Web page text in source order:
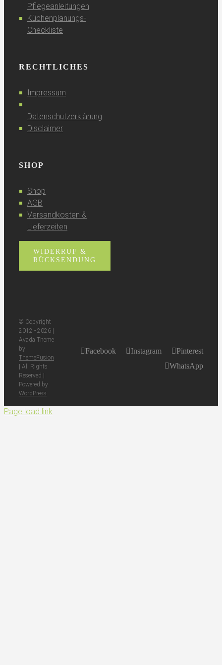
Pflegeanleitungen
Küchenplanungs-
Checkliste
RECHTLICHES
Impressum
Datenschutzerklärung
Disclaimer
SHOP
Shop
AGB
Versandkosten &
Lieferzeiten
WIDERRUF &
RÜCKSENDUNG
© Copyright
2012 - 2026 |
Avada Theme
by
ThemeFusion
| All Rights
Reserved |
Powered by
WordPress
Facebook Instagram
Pinterest
WhatsApp
Page load link